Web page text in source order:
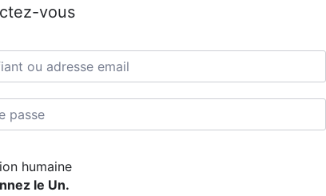
vous
humaine
le Un.